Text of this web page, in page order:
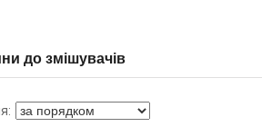
до змішувачів